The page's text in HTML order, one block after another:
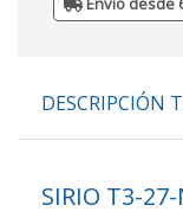
DESCRIPCIÓN
SIRIO T3-